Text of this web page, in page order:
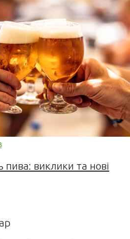
виклики та нові